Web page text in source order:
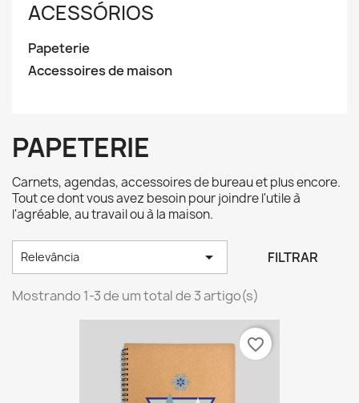
ACESSÓRIOS
Papeterie
Accessoires de maison
PAPETERIE
Carnets, agendas, accessoires de bureau et plus encore.
Tout ce dont vous avez besoin pour joindre l'utile à
l'agréable, au travail ou à la maison.
Relevância  FILTRAR
Mostrando 1-3 de um total de 3 artigo(s)
favorite_border